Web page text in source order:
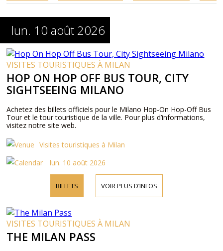
lun. 10 août 2026
VISITES TOURISTIQUES À MILAN
HOP ON HOP OFF BUS TOUR, CITY
SIGHTSEEING MILANO
Achetez des billets officiels pour le Milano Hop-On Hop-Off Bus
Tour et le tour touristique de la ville. Pour plus d’informations,
visitez notre site web.
Visites touristiques à Milan
lun. 10 août 2026
BILLETS VOIR PLUS D’INFOS
VISITES TOURISTIQUES À MILAN
THE MILAN PASS